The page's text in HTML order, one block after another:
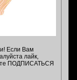
Если Вам
лайк,
ПОДПИСАТЬСЯ